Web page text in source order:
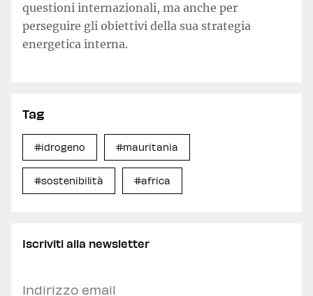
questioni internazionali, ma anche per
perseguire gli obiettivi della sua strategia
energetica interna.
Tag
#idrogeno #mauritania
#sostenibilità #africa
Iscriviti alla newsletter